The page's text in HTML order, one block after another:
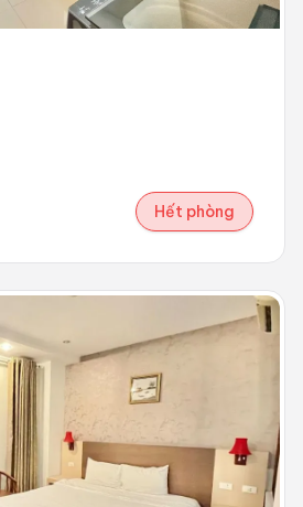
Hết phòng